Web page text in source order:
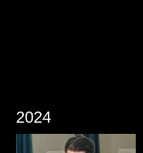
2024